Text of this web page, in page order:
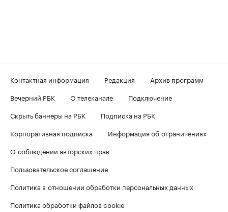
Контактная информация Редакция
Архив программ
Вечерний РБК
О телеканале
Подключение
Скрыть баннеры на РБК
Подписка на РБК
Корпоративная подписка
Информация об ограничениях
О соблюдении авторских прав
Пользовательское соглашение
Политика в отношении обработки персональных данных
Политика обработки файлов cookie